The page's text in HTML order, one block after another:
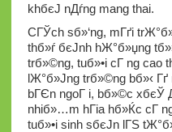
khбєЈ nДѓng mang thai.
CГЎch sб»‘ng, mГґi
thб»ѓ бєЈnh hЖ°б»џng
trб»©ng, tuб»•i cГ ng cao
lЖ°б»Јng trб»©ng bб»‹
bГЄn ngoГ i, bб»©c xбєЎ
nhiб»…m hГіa hб»Ќc cГ
tuб»•i sinh sбєЈn lГЅ